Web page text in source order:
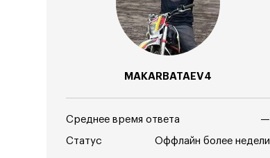
MAKARBATAEV4
Среднее время ответа —
Статус Оффлайн более недели